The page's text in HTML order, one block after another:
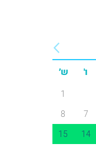
ו' ש׳
1
7
8
14
15